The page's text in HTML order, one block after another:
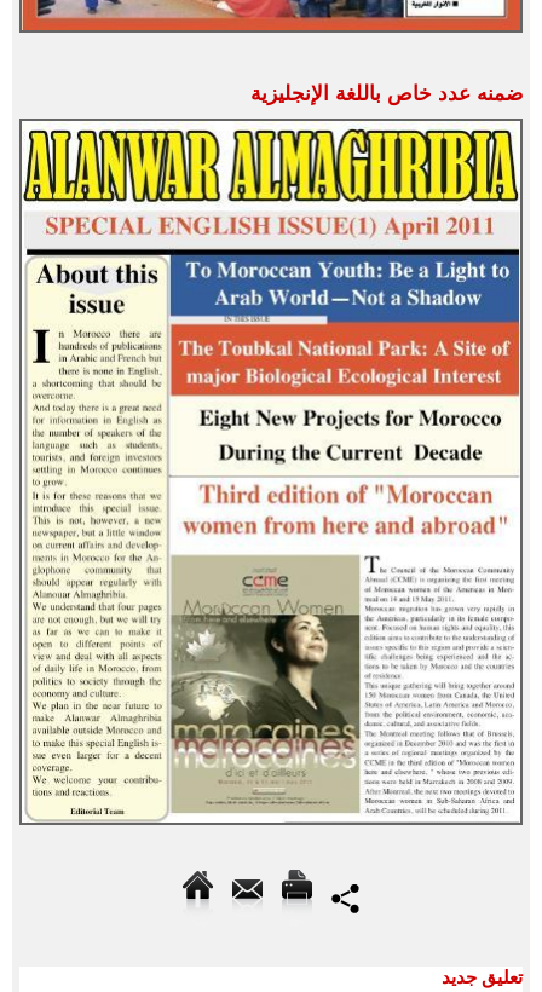
ضمنه عدد خاص باللغة الإنجليزية
تعليق جديد